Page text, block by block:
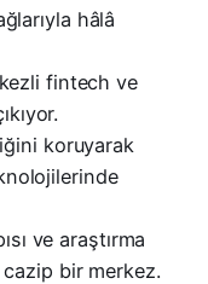
hâlâ
fintech ve
koruyarak
ve araştırma
bir merkez.